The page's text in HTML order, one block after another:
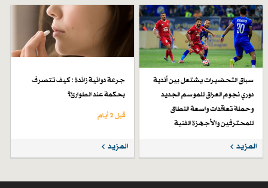
سباق التحضيرات يشتعل بين أندية
دوري نجوم العراق للموسم الجديد
وحملة تعاقدات واسعة النطاق
للمحترفين والأجهزة الفنية
قبل 6 أيام
المزيد
جرعة دوائية زائدة : كيف تتصرف
بحكمة عند الطوارئ؟
قبل 2 أيام
المزيد